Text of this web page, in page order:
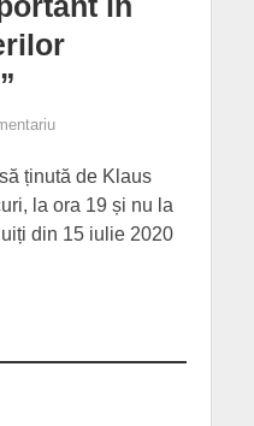
ținută de Klaus
la ora 19 și nu la
din 15 iulie 2020